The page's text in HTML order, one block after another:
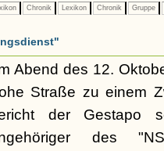
Chronik Lexikon Chronik Gruppe
Abend des 12.
Straße zu einem
der Gestapo
des